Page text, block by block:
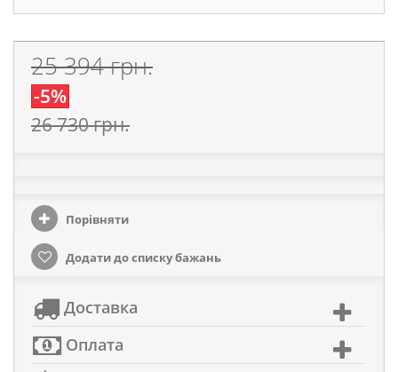
25 394 грн.
-5%
26 730 грн.
Порівняти
Додати до списку бажань
Доставка
Оплата